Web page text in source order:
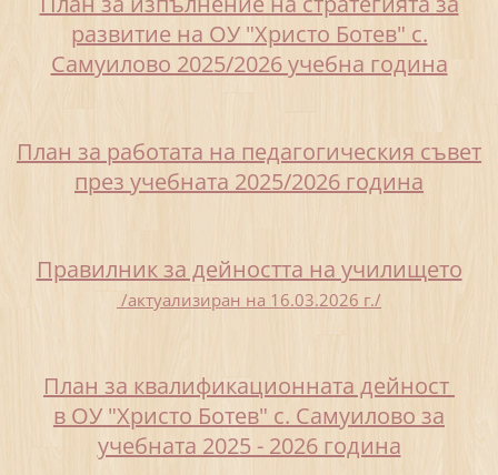
развитие на ОУ "Христо Ботев" с.
Самуилово 2025/2026 учебна година
План за работата на педагогическия съвет
през учебната 2025/2026 година
Правилник за дейността на училището
/актуализиран на 16.03.2026 г./
План за квалификационната дейност
в ОУ "Христо Ботев" с. Самуилово за
учебната 2025 - 2026 година